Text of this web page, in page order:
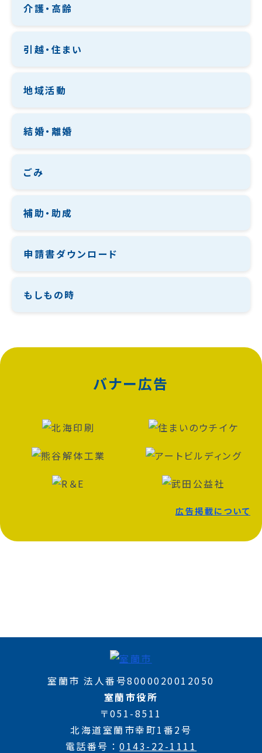
介護・高齢
引越・住まい
地域活動
結婚・離婚
ごみ
補助・助成
申請書ダウンロード
もしもの時
バナー広告
広告掲載について
室蘭市 法人番号8000020012050
室蘭市役所
〒051-8511
北海道室蘭市幸町1番2号
電話番号
0143-22-1111